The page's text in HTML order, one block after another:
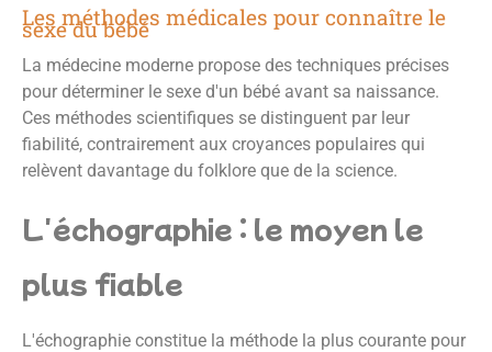
Les méthodes médicales pour connaître le
sexe du bébé
La médecine moderne propose des techniques précises
pour déterminer le sexe d'un bébé avant sa naissance.
Ces méthodes scientifiques se distinguent par leur
fiabilité, contrairement aux croyances populaires qui
relèvent davantage du folklore que de la science.
L'échographie : le moyen le
plus fiable
L'échographie constitue la méthode la plus courante pour